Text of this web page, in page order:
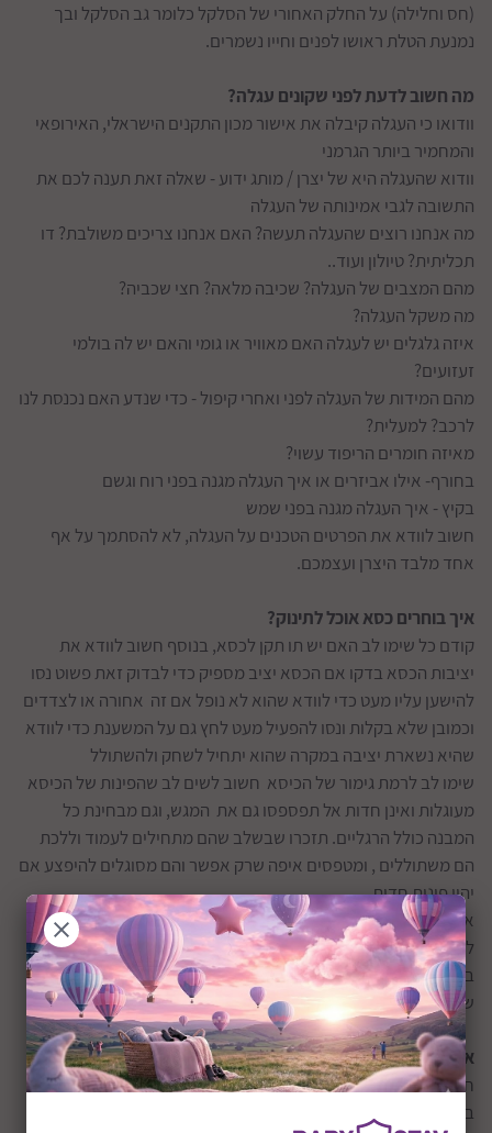
(חס וחלילה) על החלק האחורי של הסלקל כלומר גב הסלקל ובך
נמנעת הטלת ראושו לפנים וחייו נשמרים.
מה חשוב לדעת לפני שקונים עגלה?
וודואו כי העגלה קיבלה את אישור מכון התקנים הישראלי, האירופאי
והמחמיר ביותר הגרמני
וודוא שהעגלה היא של יצרן / מותג ידוע - שאלה זאת תענה לכם את
התשובה לגבי אמינותה של העגלה
מה אנחנו רוצים שהעגלה תעשה? האם אנחנו צריכים משולבת? דו
תכליתית? טיולון ועוד..
מהם המצבים של העגלה? שכיבה מלאה? חצי שכביה?
מה משקל העגלה?
איזה גלגלים יש לעגלה האם מאוויר או גומי והאם יש לה בולמי
זעזועים?
מהם המידות של העגלה לפני ואחרי קיפול - כדי שנדע האם נכנסת לנו
לרכב? למעלית?
מאיזה חומרים הריפוד עשוי?
בחורף- אילו אביזרים או איך העגלה מגנה בפני רוח וגשם
בקיץ - איך העגלה מגנה בפני שמש
חשוב לוודא את הפרטים הטכנים על העגלה, לא להסתמך על אף
אחד מלבד היצרן ועצמכם.
איך בוחרים כסא אוכל לתינוק?
קודם כל שימו לב האם יש תו תקן לכסא, בנוסף חשוב לוודא את
יציבות הכסא בדקו אם הכסא יציב מספיק כדי לבדוק זאת פשוט נסו
להישען עליו מעט כדי לוודא שהוא לא נופל אם זה אחורה או לצדדים
וכמובן שלא בקלות ונסו להפעיל מעט לחץ גם על המשענת כדי לוודא
שהיא נשארת יציבה במקרה שהוא יתחיל לשחק ולהשתולל
שימו לב לרמת גימור של הכיסא חשוב לשים לב שהפינות של הכיסא
מעוגלות ואינן חדות אל תפספסו גם את המגש, וגם מבחינת כל
המבנה כולל הרגליים. תזכרו שבשלב שהם מתחילים לעמוד וללכת
הם משתוללים , ומטפסים איפה שרק אפשר והם מסוגלים להיפצע אם
יהיו פינות חדות.
אל תשכחו כי בשלב מסוים התינוקות לומדים לעמוד ומנסים
להתרומם ואפילו משתוללים קצת על הכיסא חשוב שיהיו רצועות גם
בחזה ומומלץ 5 נקודות אחיזה כדי לקשור אותם בצורה בטוה כדי
שלא יוכלו לקום וליפול חלילה.
איך בוחרים לול?
חשוב מעל הכל לוודא כי ללול יש תו תקן ישראלי, יש הרבה לולים
בארץ שנמכרים ללא תו תקן והם אינם בטיחותים עבור התינוק שלכם